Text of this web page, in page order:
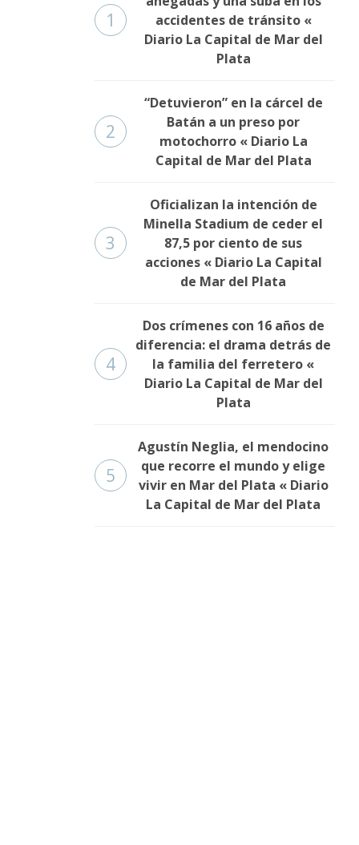
1
accidentes de tránsito «
Diario La Capital de Mar del
Plata
2
“Detuvieron” en la cárcel de
Batán a un preso por
motochorro « Diario La
Capital de Mar del Plata
3
Oficializan la intención de
Minella Stadium de ceder el
87,5 por ciento de sus
acciones « Diario La Capital
de Mar del Plata
4
Dos crímenes con 16 años de
diferencia: el drama detrás de
la familia del ferretero «
Diario La Capital de Mar del
Plata
5
Agustín Neglia, el mendocino
que recorre el mundo y elige
vivir en Mar del Plata « Diario
La Capital de Mar del Plata